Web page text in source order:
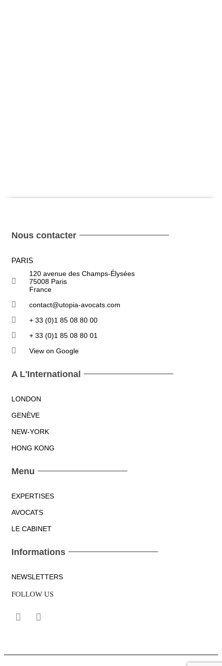
Nous contacter
PARIS
120 avenue des Champs-Élysées
75008 Paris
France
contact@utopia-avocats.com
+ 33 (0)1 85 08 80 00
+ 33 (0)1 85 08 80 01
View on Google
A L'International
LONDON
GENÈVE
NEW-YORK
HONG KONG
Menu
EXPERTISES
AVOCATS
LE CABINET
Informations
NEWSLETTERS
FOLLOW US